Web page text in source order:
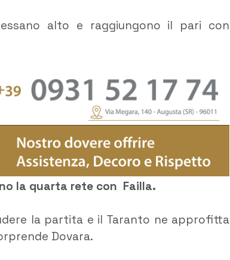
alto e raggiungono il pari con
la quarta rete con Failla.
la partita e il Taranto ne approfitta
Dovara.